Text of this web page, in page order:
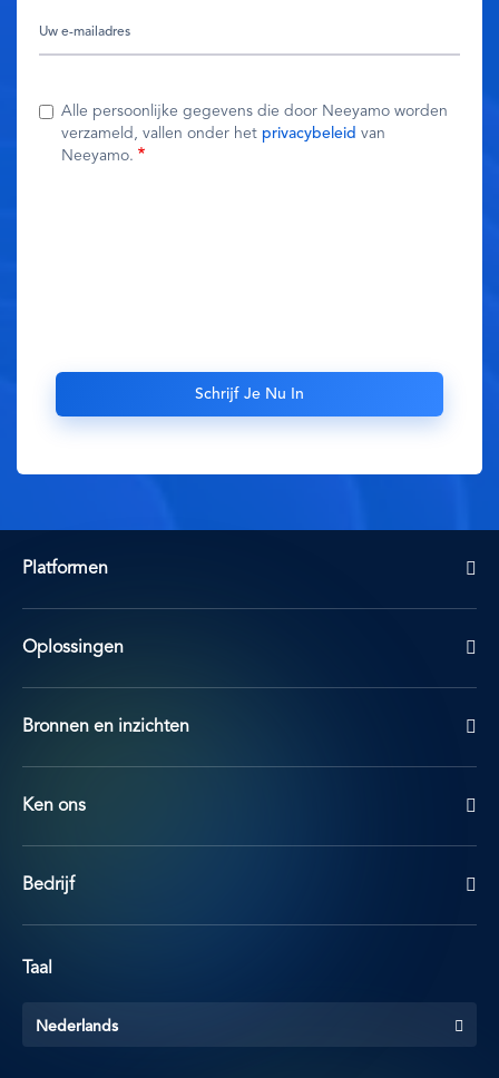
Alle persoonlijke gegevens die door Neeyamo worden
verzameld, vallen onder het privacybeleid van
Neeyamo.
Platformen
Oplossingen
Bronnen en inzichten
Ken ons
Bedrijf
Taal
Nederlands